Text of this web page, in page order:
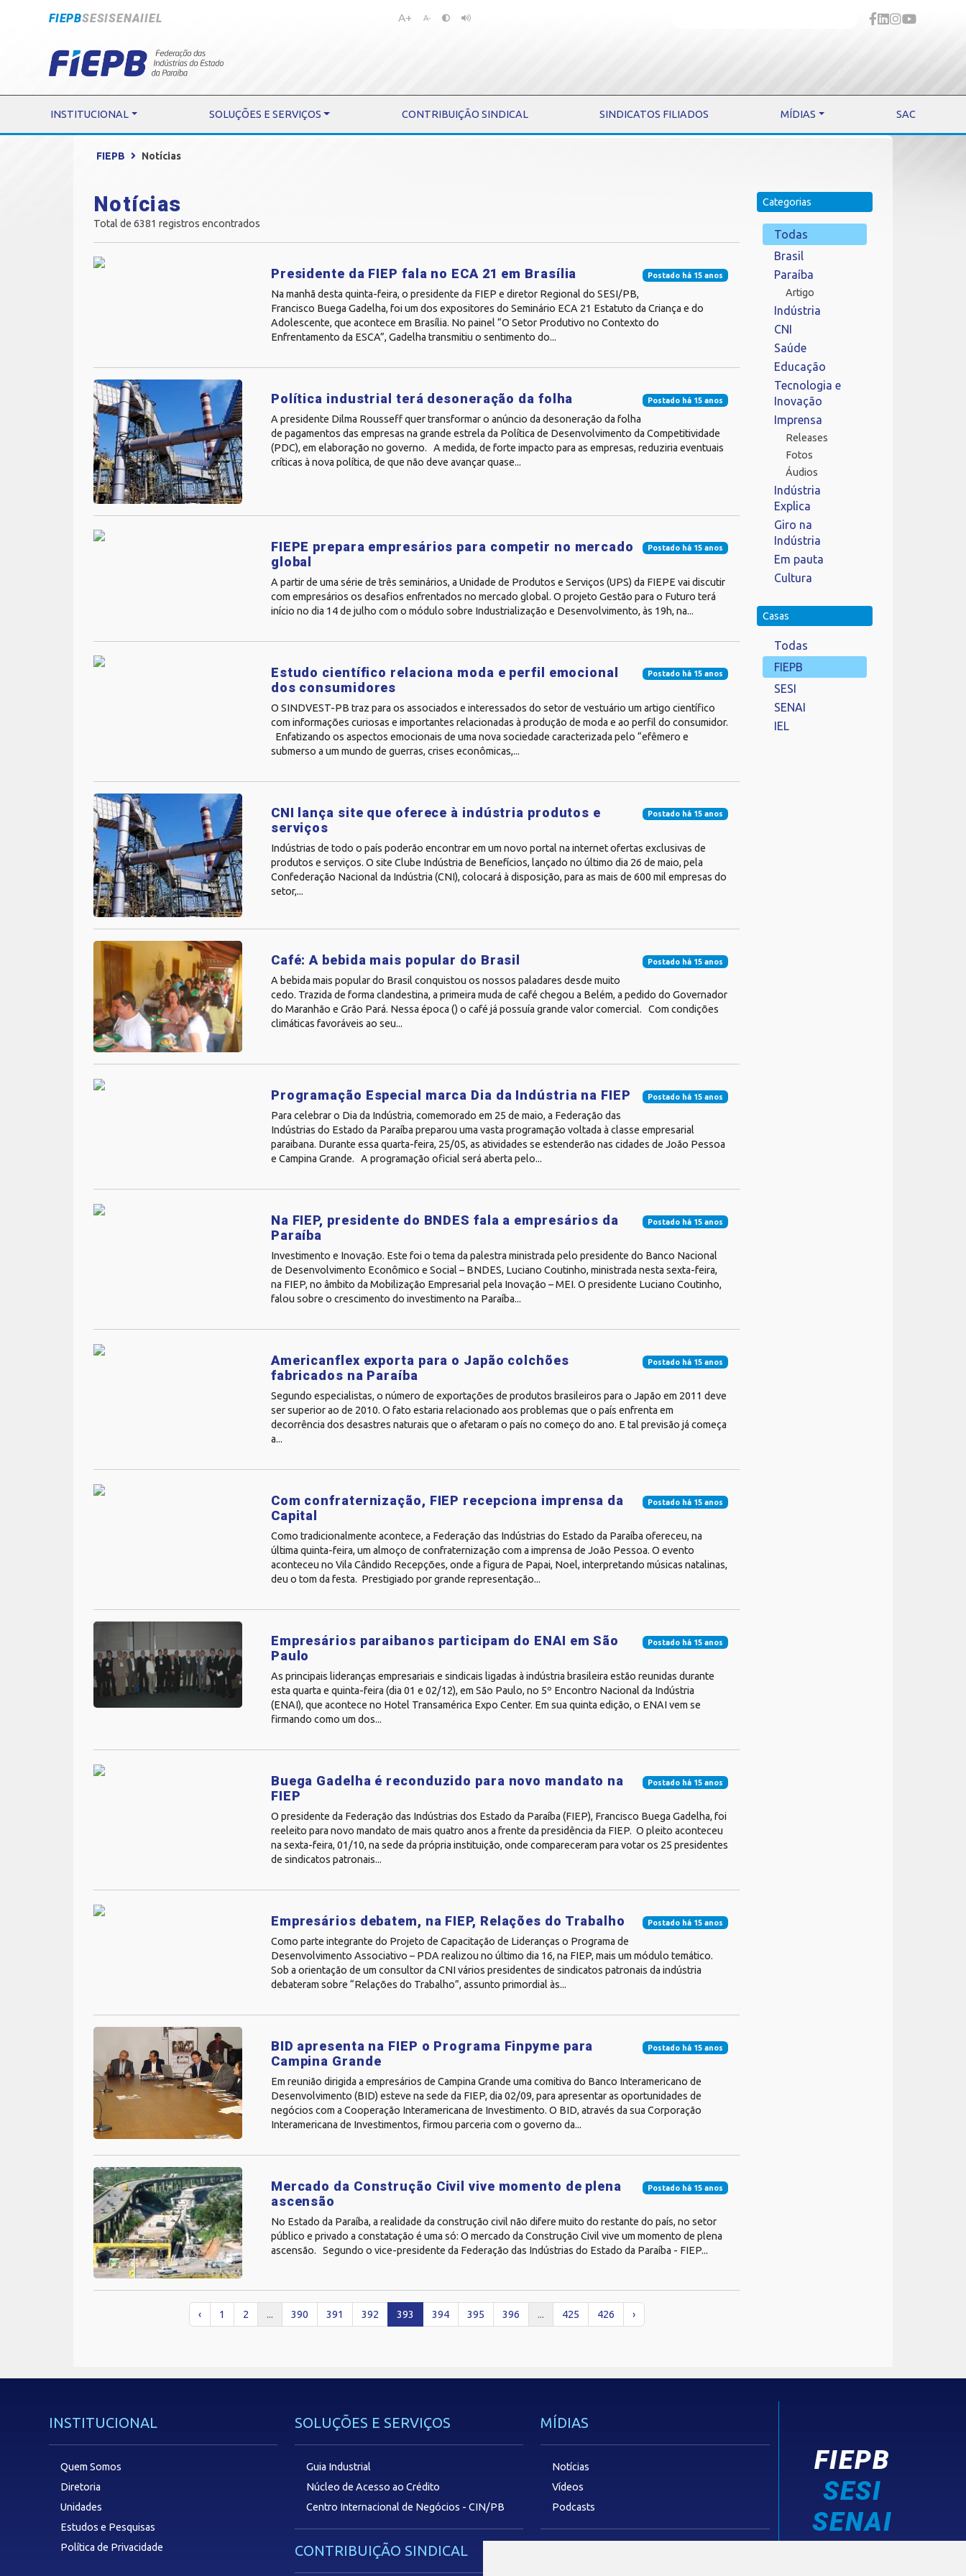
FIEPBSESISENAIIEL
Pular
Pular
A+ A-
INSTITUCIONAL SOLUÇÕES E SERVIÇOS CONTRIBUIÇÃO SINDICAL SINDICATOS FILIADOS MÍDIAS SAC
FIEPB Notícias
Notícias
Total de 6381 registros encontrados
Postado há 15 anos
Presidente da FIEP fala no ECA 21 em Brasília
Na manhã desta quinta-feira, o presidente da FIEP e diretor Regional do SESI/PB,
Francisco Buega Gadelha, foi um dos expositores do Seminário ECA 21 Estatuto da Criança e do
Adolescente, que acontece em Brasília. No painel “O Setor Produtivo no Contexto do
Enfrentamento da ESCA”, Gadelha transmitiu o sentimento do...
Postado há 15 anos
Política industrial terá desoneração da folha
A presidente Dilma Rousseff quer transformar o anúncio da desoneração da folha
de pagamentos das empresas na grande estrela da Política de Desenvolvimento da Competitividade
(PDC), em elaboração no governo. A medida, de forte impacto para as empresas, reduziria eventuais
críticas à nova política, de que não deve avançar quase...
Postado há 15 anos
FIEPE prepara empresários para competir no mercado
global
A partir de uma série de três seminários, a Unidade de Produtos e Serviços (UPS) da FIEPE vai discutir
com empresários os desafios enfrentados no mercado global. O projeto Gestão para o Futuro terá
início no dia 14 de julho com o módulo sobre Industrialização e Desenvolvimento, às 19h, na...
Postado há 15 anos
Estudo científico relaciona moda e perfil emocional
dos consumidores
O SINDVEST-PB traz para os associados e interessados do setor de vestuário um artigo científico
com informações curiosas e importantes relacionadas à produção de moda e ao perfil do consumidor.
Enfatizando os aspectos emocionais de uma nova sociedade caracterizada pelo “efêmero e
submerso a um mundo de guerras, crises econômicas,...
Postado há 15 anos
CNI lança site que oferece à indústria produtos e
serviços
Indústrias de todo o país poderão encontrar em um novo portal na internet ofertas exclusivas de
produtos e serviços. O site Clube Indústria de Benefícios, lançado no último dia 26 de maio, pela
Confederação Nacional da Indústria (CNI), colocará à disposição, para as mais de 600 mil empresas do
setor,...
Postado há 15 anos
Café: A bebida mais popular do Brasil
A bebida mais popular do Brasil conquistou os nossos paladares desde muito
cedo. Trazida de forma clandestina, a primeira muda de café chegou a Belém, a pedido do Governador
do Maranhão e Grão Pará. Nessa época () o café já possuía grande valor comercial. Com condições
climáticas favoráveis ao seu...
Postado há 15 anos
Programação Especial marca Dia da Indústria na FIEP
Para celebrar o Dia da Indústria, comemorado em 25 de maio, a Federação das
Indústrias do Estado da Paraíba preparou uma vasta programação voltada à classe empresarial
paraibana. Durante essa quarta-feira, 25/05, as atividades se estenderão nas cidades de João Pessoa
e Campina Grande. A programação oficial será aberta pelo...
Postado há 15 anos
Na FIEP, presidente do BNDES fala a empresários da
Paraíba
Investimento e Inovação. Este foi o tema da palestra ministrada pelo presidente do Banco Nacional
de Desenvolvimento Econômico e Social – BNDES, Luciano Coutinho, ministrada nesta sexta-feira,
na FIEP, no âmbito da Mobilização Empresarial pela Inovação – MEI. O presidente Luciano Coutinho,
falou sobre o crescimento do investimento na Paraíba...
Postado há 15 anos
Americanflex exporta para o Japão colchões
fabricados na Paraíba
Segundo especialistas, o número de exportações de produtos brasileiros para o Japão em 2011 deve
ser superior ao de 2010. O fato estaria relacionado aos problemas que o país enfrenta em
decorrência dos desastres naturais que o afetaram o país no começo do ano. E tal previsão já começa
a...
Postado há 15 anos
Com confraternização, FIEP recepciona imprensa da
Capital
Como tradicionalmente acontece, a Federação das Indústrias do Estado da Paraíba ofereceu, na
última quinta-feira, um almoço de confraternização com a imprensa de João Pessoa. O evento
aconteceu no Vila Cândido Recepções, onde a figura de Papai, Noel, interpretando músicas natalinas,
deu o tom da festa. Prestigiado por grande representação...
Postado há 15 anos
Empresários paraibanos participam do ENAI em São
Paulo
As principais lideranças empresariais e sindicais ligadas à indústria brasileira estão reunidas durante
esta quarta e quinta-feira (dia 01 e 02/12), em São Paulo, no 5º Encontro Nacional da Indústria
(ENAI), que acontece no Hotel Transamérica Expo Center. Em sua quinta edição, o ENAI vem se
firmando como um dos...
Postado há 15 anos
Buega Gadelha é reconduzido para novo mandato na
FIEP
O presidente da Federação das Indústrias dos Estado da Paraíba (FIEP), Francisco Buega Gadelha, foi
reeleito para novo mandato de mais quatro anos a frente da presidência da FIEP. O pleito aconteceu
na sexta-feira, 01/10, na sede da própria instituição, onde compareceram para votar os 25 presidentes
de sindicatos patronais...
Postado há 15 anos
Empresários debatem, na FIEP, Relações do Trabalho
Como parte integrante do Projeto de Capacitação de Lideranças o Programa de
Desenvolvimento Associativo – PDA realizou no último dia 16, na FIEP, mais um módulo temático.
Sob a orientação de um consultor da CNI vários presidentes de sindicatos patronais da indústria
debateram sobre “Relações do Trabalho”, assunto primordial às...
Postado há 15 anos
BID apresenta na FIEP o Programa Finpyme para
Campina Grande
Em reunião dirigida a empresários de Campina Grande uma comitiva do Banco Interamericano de
Desenvolvimento (BID) esteve na sede da FIEP, dia 02/09, para apresentar as oportunidades de
negócios com a Cooperação Interamericana de Investimento. O BID, através da sua Corporação
Interamericana de Investimentos, firmou parceria com o governo da...
Postado há 15 anos
Mercado da Construção Civil vive momento de plena
ascensão
No Estado da Paraíba, a realidade da construção civil não difere muito do restante do país, no setor
público e privado a constatação é uma só: O mercado da Construção Civil vive um momento de plena
ascensão. Segundo o vice-presidente da Federação das Indústrias do Estado da Paraíba - FIEP...
‹ 1 2 ... 390 391 392 393 394 395 396 ... 425 426 ›
Categorias
Todas
Brasil
Paraíba
Artigo
Indústria
CNI
Saúde
Educação
Tecnologia e
Inovação
Imprensa
Releases
Fotos
Áudios
Indústria
Explica
Giro na
Indústria
Em pauta
Cultura
Casas
Todas
FIEPB
SESI
SENAI
IEL
INSTITUCIONAL
Quem Somos
Diretoria
Unidades
Estudos e Pesquisas
Política de Privacidade
SOLUÇÕES E SERVIÇOS
Guia Industrial
Núcleo de Acesso ao Crédito
Centro Internacional de Negócios - CIN/PB
CONTRIBUIÇÃO SINDICAL
MÍDIAS
Notícias
Vídeos
Podcasts
FIEPB
SESI
SENAI